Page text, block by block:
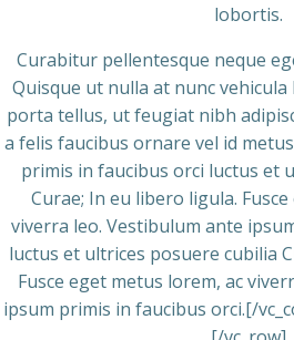
lobortis.
Curabitur pellentesque neque
Quisque ut nulla at nunc
porta tellus, ut feugiat nibh
a felis faucibus ornare vel id
primis in faucibus orci luctus et
Curae; In eu libero ligula.
viverra leo. Vestibulum ante
luctus et ultrices posuere cubilia
Fusce eget metus lorem, ac
ipsum primis in faucibus orci.[/